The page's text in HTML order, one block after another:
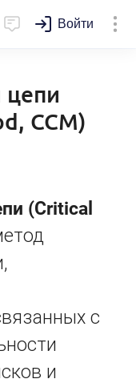
Войти
цепи
CCM)
(Critical
с
и